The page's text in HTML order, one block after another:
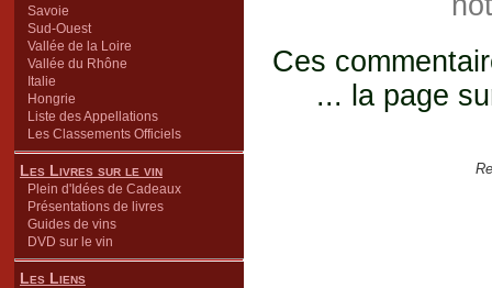
Savoie
Sud-Ouest
Vallée de la Loire
Vallée du Rhône
Italie
Hongrie
Liste des Appellations
Les Classements Officiels
Les Livres sur le vin
Plein d'Idées de Cadeaux
Présentations de livres
Guides de vins
DVD sur le vin
Les Liens
Ces
... la page